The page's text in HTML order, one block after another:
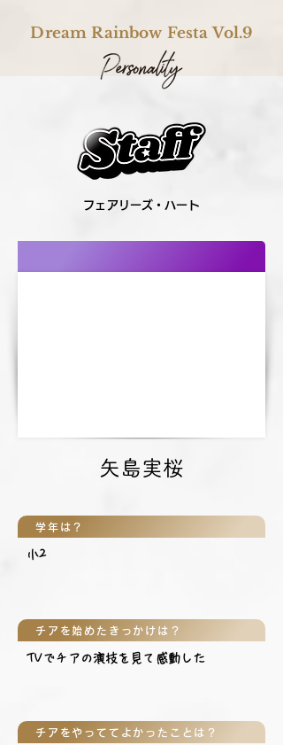
Dream Rainbow Festa Vol.9
フェアリーズ・ハート
矢島実桜
学年は？
小2
チアを始めたきっかけは？
TVでチアの演技を見て感動した
チアをやっててよかったことは？